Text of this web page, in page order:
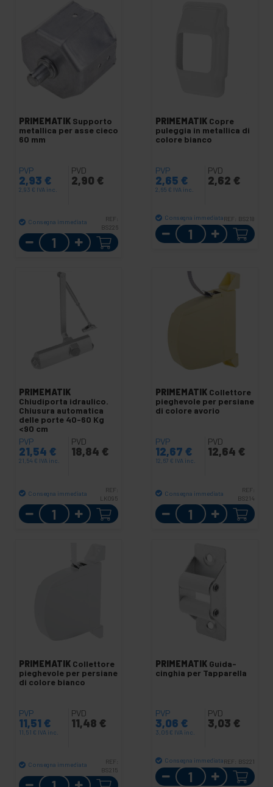
PRIMEMATIK Supporto
metallica per asse cieco
60 mm
PVP
2,93 €
2,93 € IVA inc.
PVD
2,90 €
Consegna immediata
REF:
BS226
Quantità
PRIMEMATIK Copre
puleggia in metallica di
colore bianco
PVP
2,65 €
2,65 € IVA inc.
PVD
2,62 €
Consegna immediataREF: BS218
Quantità
PRIMEMATIK
Chiudiporta idraulico.
Chiusura automatica
delle porte 40-60 Kg
<90 cm
PVP
21,54 €
21,54 € IVA inc.
PVD
18,84 €
Consegna immediata
REF:
LK095
Quantità
PRIMEMATIK Collettore
pieghevole per persiane
di colore avorio
PVP
12,67 €
12,67 € IVA inc.
PVD
12,64 €
Consegna immediata
REF:
BS214
Quantità
PRIMEMATIK Collettore
pieghevole per persiane
di colore bianco
PVP
11,51 €
11,51 € IVA inc.
PVD
11,48 €
Consegna immediata
REF:
BS215
Quantità
PRIMEMATIK Guida-
cinghia per Tapparella
PVP
3,06 €
3,06 € IVA inc.
PVD
3,03 €
Consegna immediataREF: BS221
Quantità